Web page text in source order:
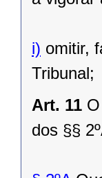
i) omitir,
Tribunal;
Art. 11
dos §§